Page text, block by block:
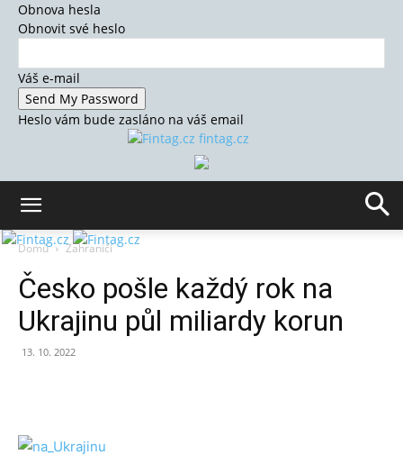
Obnova hesla
Obnovit své heslo
Váš e-mail
Heslo vám bude zasláno na váš email
fintag.cz
Domů Zahraničí
Česko pošle každý rok na
Ukrajinu půl miliardy korun
13. 10. 2022